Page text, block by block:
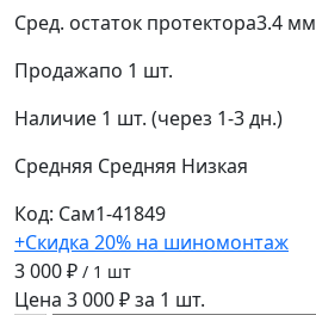
Сред. остаток протектора3.4 мм
Продажапо 1 шт.
Наличие 1 шт. (через 1-3 дн.)
Средняя Средняя Низкая
Код: Сам1-41849
+Скидка 20% на шиномонтаж
3 000 ₽ / 1 шт
Цена 3 000 ₽ за 1 шт.